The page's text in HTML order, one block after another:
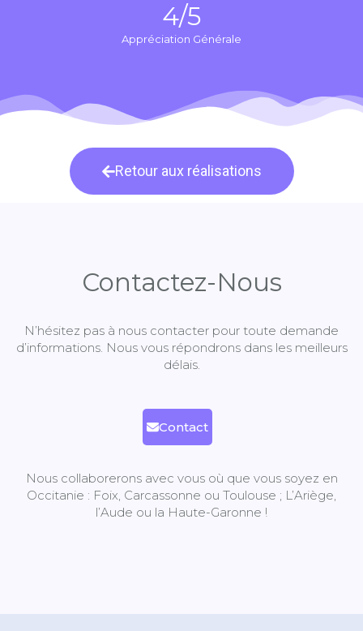
Appréciation Générale
4/5
Retour aux réalisations
Contactez-Nous
N’hésitez pas à nous contacter pour toute demande
d’informations. Nous vous répondrons dans les meilleurs
délais.
Contact
Nous collaborerons avec vous où que vous soyez en
Occitanie : Foix, Carcassonne ou Toulouse ; L’Ariège,
l’Aude ou la Haute-Garonne !